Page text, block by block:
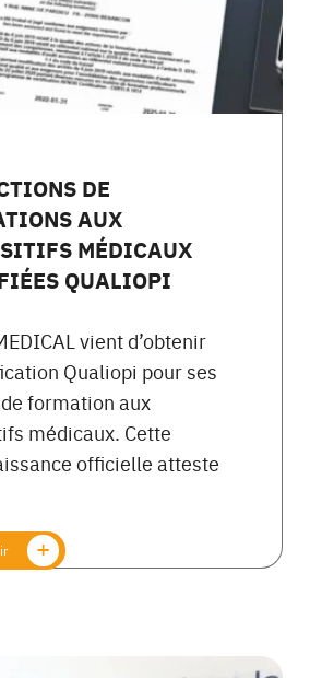
DE
AUX
MÉDICAUX
QUALIOPI
vient d’obtenir
Qualiopi pour ses
formation aux
médicaux. Cette
officielle atteste